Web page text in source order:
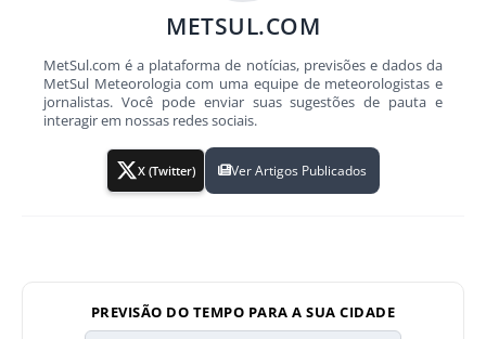
METSUL.COM
MetSul.com é a plataforma de notícias, previsões e dados da
MetSul Meteorologia com uma equipe de meteorologistas e
jornalistas. Você pode enviar suas sugestões de pauta e
interagir em nossas redes sociais.
X (Twitter) Ver Artigos Publicados
PREVISÃO DO TEMPO PARA A SUA CIDADE